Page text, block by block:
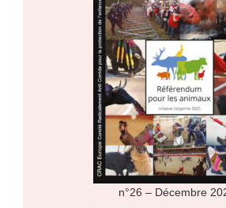
n°26 – Décembre